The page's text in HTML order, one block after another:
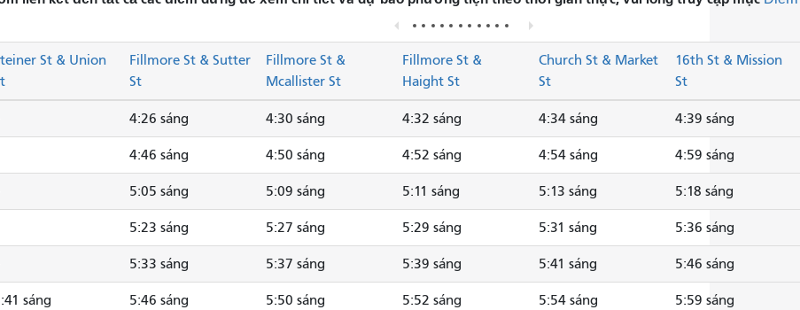
St & Union
Fillmore St & Sutter
St
Fillmore St &
Mcallister St
Fillmore St &
Haight St
Church St & Market
St
16th St & Mission
St
4:26 sáng 4:30 sáng 4:32 sáng 4:34 sáng 4:39 sáng
4:46 sáng 4:50 sáng 4:52 sáng 4:54 sáng 4:59 sáng
5:05 sáng 5:09 sáng 5:11 sáng 5:13 sáng 5:18 sáng
5:23 sáng 5:27 sáng 5:29 sáng 5:31 sáng 5:36 sáng
5:33 sáng 5:37 sáng 5:39 sáng 5:41 sáng 5:46 sáng
sáng 5:46 sáng 5:50 sáng 5:52 sáng 5:54 sáng 5:59 sáng